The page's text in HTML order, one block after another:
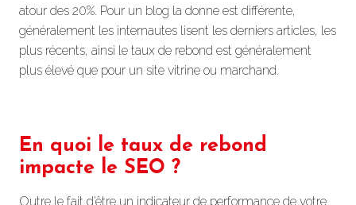
atour des 20%. Pour un blog la donne est différente,
généralement les internautes lisent les derniers articles, les
plus récents, ainsi le taux de rebond est généralement
plus élevé que pour un site vitrine ou marchand.
En quoi le taux de rebond
impacte le SEO ?
Outre le fait d’être un indicateur de performance de votre